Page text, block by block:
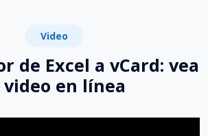
Video
de Excel a vCard: vea
video en línea